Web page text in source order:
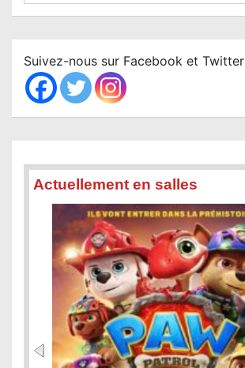
a
c
h
Suivez-nous sur Facebook et Twitter
Actuellement en salles